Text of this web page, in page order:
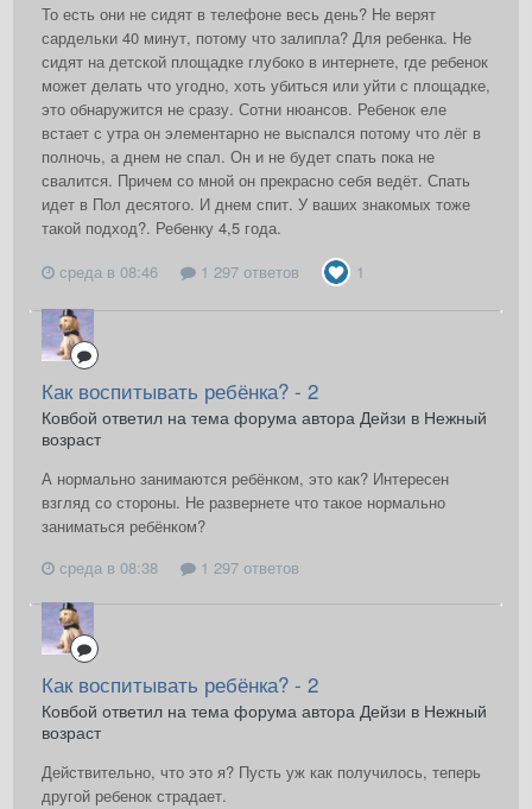
То есть они не сидят в телефоне весь день? Не верят
сардельки 40 минут, потому что залипла? Для ребенка. Не
сидят на детской площадке глубоко в интернете, где ребенок
может делать что угодно, хоть убиться или уйти с площадке,
это обнаружится не сразу. Сотни нюансов. Ребенок еле
встает с утра он элементарно не выспался потому что лёг в
полночь, а днем не спал. Он и не будет спать пока не
свалится. Причем со мной он прекрасно себя ведёт. Спать
идет в Пол десятого. И днем спит. У ваших знакомых тоже
такой подход?. Ребенку 4,5 года.
среда в 08:46
1 297 ответов 1
Как воспитывать ребёнка? - 2
Ковбой ответил на тема форума автора Дейзи в Нежный
возраст
А нормально занимаются ребёнком, это как? Интересен
взгляд со стороны. Не развернете что такое нормально
заниматься ребёнком?
среда в 08:38
1 297 ответов
Как воспитывать ребёнка? - 2
Ковбой ответил на тема форума автора Дейзи в Нежный
возраст
Действительно, что это я? Пусть уж как получилось, теперь
другой ребенок страдает.